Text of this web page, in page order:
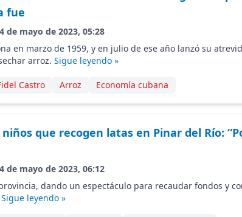
fue
de mayo de 2023, 05:28
en marzo de 1959, y en julio de ese año lanzó su
arroz. Sigue leyendo »
Castro Arroz Economía cubana
que recogen latas en Pinar del Río:
de mayo de 2023, 06:12
dando un espectáculo para recaudar fondos y
Sigue leyendo »